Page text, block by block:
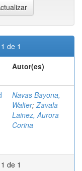
de 1
Autor(es)
Navas Bayona,
Walter;Zavala
Lainez, Aurora
Corina
de 1